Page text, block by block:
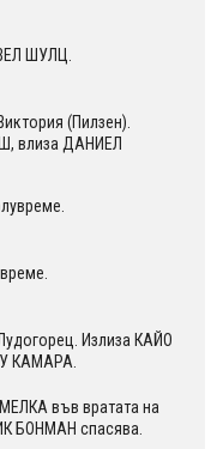
ШУЛЦ.
(Пилзен).
влиза ДАНИЕЛ
Излиза КАЙО
КАМАРА.
във вратата на
БОНМАН спасява.